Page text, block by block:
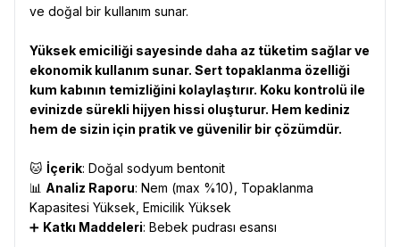
ve doğal bir kullanım sunar.
Yüksek emiciliği sayesinde daha az tüketim sağlar ve
ekonomik kullanım sunar. Sert topaklanma özelliği
kum kabının temizliğini kolaylaştırır. Koku kontrolü ile
evinizde sürekli hijyen hissi oluşturur. Hem kediniz
hem de sizin için pratik ve güvenilir bir çözümdür.
🐱 İçerik: Doğal sodyum bentonit
📊 Analiz Raporu: Nem (max %10), Topaklanma
Kapasitesi Yüksek, Emicilik Yüksek
➕ Katkı Maddeleri: Bebek pudrası esansı